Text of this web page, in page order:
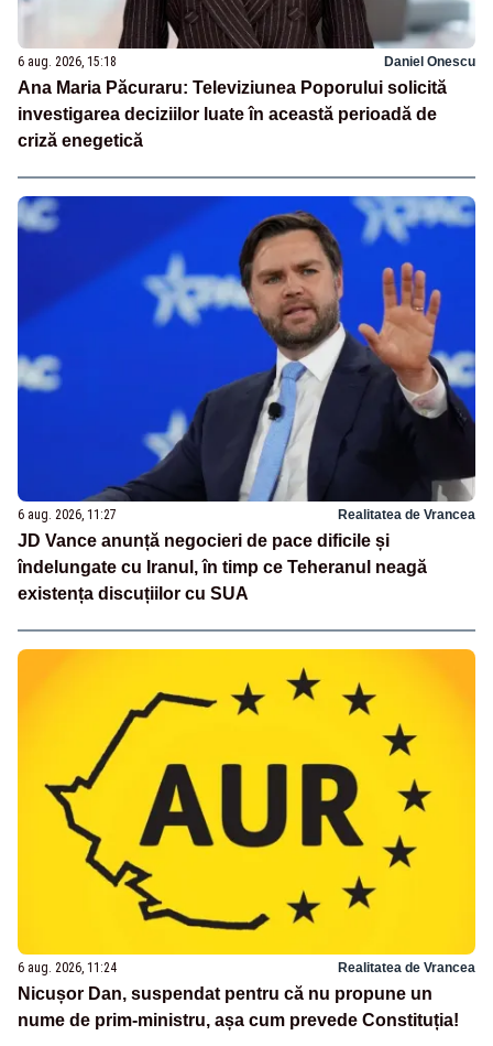
6 aug. 2026, 15:18 Daniel Onescu
Ana Maria Păcuraru: Televiziunea Poporului solicită
investigarea deciziilor luate în această perioadă de
criză enegetică
6 aug. 2026, 11:27 Realitatea de Vrancea
JD Vance anunță negocieri de pace dificile și
îndelungate cu Iranul, în timp ce Teheranul neagă
existența discuțiilor cu SUA
6 aug. 2026, 11:24 Realitatea de Vrancea
Nicușor Dan, suspendat pentru că nu propune un
nume de prim-ministru, așa cum prevede Constituția!